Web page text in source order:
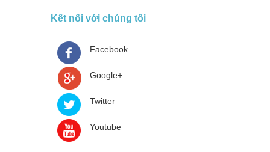
Kết nối với chúng tôi
Facebook
Google+
Twitter
Youtube